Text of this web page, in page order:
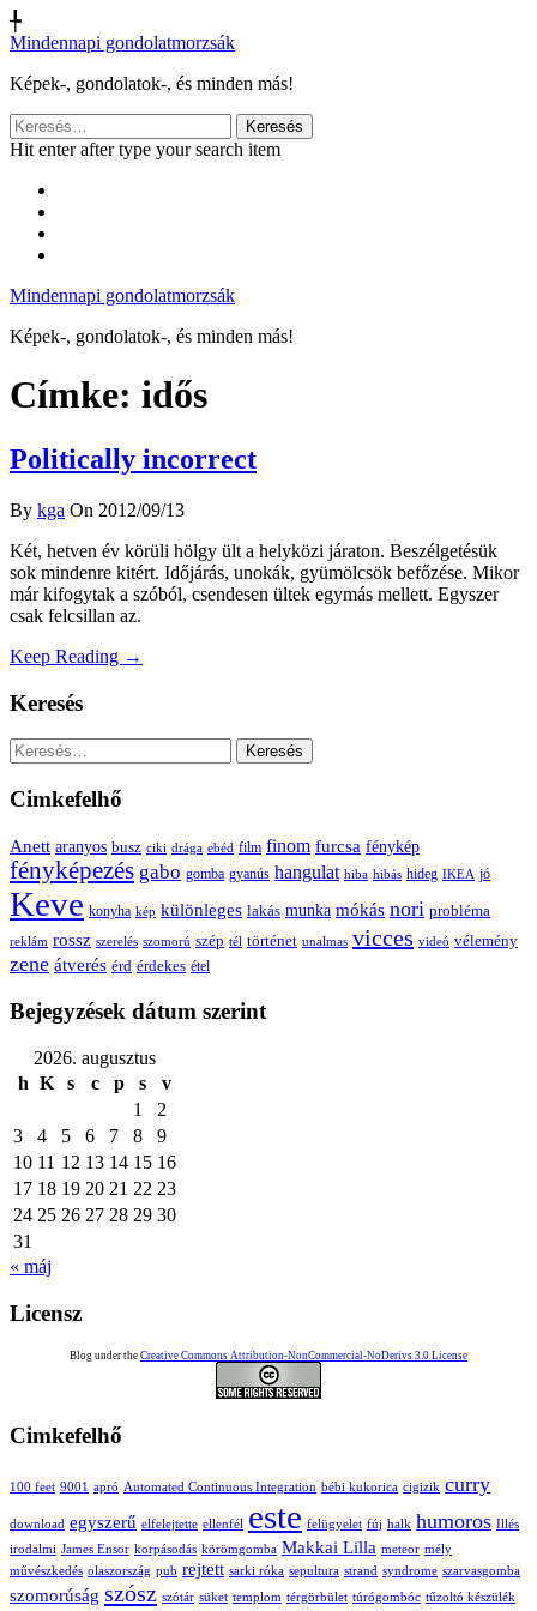
╄
Mindennapi gondolatmorzsák
Képek-, gondolatok-, és minden más!
Keresés:
Hit enter after type your search item
Mindennapi gondolatmorzsák
Képek-, gondolatok-, és minden más!
Címke: idős
Politically incorrect
By kga On 2012/09/13
Két, hetven év körüli hölgy ült a helyközi járaton. Beszélgetésük
sok mindenre kitért. Időjárás, unokák, gyümölcsök befőzése. Mikor
már kifogytak a szóból, csendesen ültek egymás mellett. Egyszer
csak felcsillan az.
Keep Reading →
Keresés
Keresés:
Cimkefelhő
Anett aranyos busz ciki drága ebéd film finom furcsa fénykép
fényképezés gabo gomba gyanús hangulat hiba hibás hideg IKEA jó
Keve konyha kép különleges lakás munka mókás nori probléma
reklám rossz szerelés szomorú szép tél történet unalmas vicces videó vélemény
zene átverés érd érdekes étel
Bejegyzések dátum szerint
2026. augusztus
h K s c p s
v
1
2
3
4 5 6 7 8
9
10 11 12 13 14 15 16
17 18 19 20 21 22 23
24 25 26 27 28 29 30
31
« máj
Licensz
Blog under the Creative Commons Attribution-NonCommercial-NoDerivs 3.0 License
Cimkefelhő
100 feet 9001 apró Automated Continuous Integration bébi kukorica cigizik curry
download egyszerű elfelejtette ellenfél este felügyelet fúj halk humoros Illés
irodalmi James Ensor korpásodás körömgomba Makkai Lilla meteor mély
művészkedés olaszország pub rejtett sarki róka sepultura strand syndrome szarvasgomba
szomorúság szósz szótár süket templom térgörbület túrógombóc tűzoltó készülék